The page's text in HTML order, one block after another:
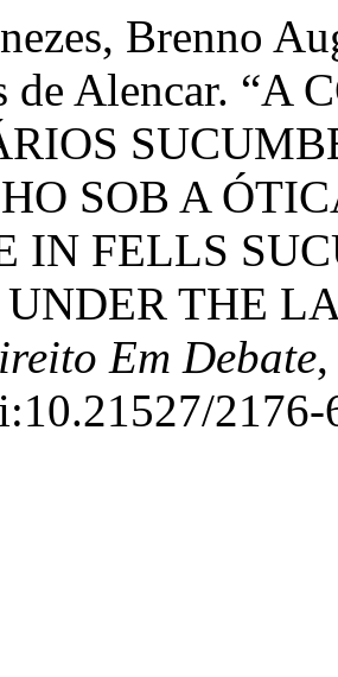
Brenno
de Alencar. “A
SOB A
IN FELLS
THE
Em Debate